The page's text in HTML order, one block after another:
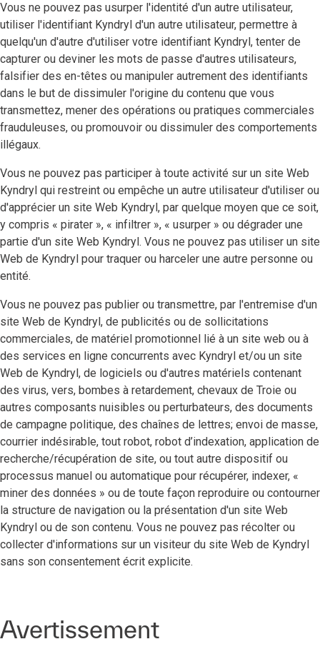
Vous ne pouvez pas usurper l'identité d'un autre utilisateur,
utiliser l'identifiant Kyndryl d'un autre utilisateur, permettre à
quelqu'un d'autre d'utiliser votre identifiant Kyndryl, tenter de
capturer ou deviner les mots de passe d'autres utilisateurs,
falsifier des en-têtes ou manipuler autrement des identifiants
dans le but de dissimuler l'origine du contenu que vous
transmettez, mener des opérations ou pratiques commerciales
frauduleuses, ou promouvoir ou dissimuler des comportements
illégaux.
Vous ne pouvez pas participer à toute activité sur un site Web
Kyndryl qui restreint ou empêche un autre utilisateur d'utiliser ou
d'apprécier un site Web Kyndryl, par quelque moyen que ce soit,
y compris « pirater », « infiltrer », « usurper » ou dégrader une
partie d'un site Web Kyndryl. Vous ne pouvez pas utiliser un site
Web de Kyndryl pour traquer ou harceler une autre personne ou
entité.
Vous ne pouvez pas publier ou transmettre, par l'entremise d'un
site Web de Kyndryl, de publicités ou de sollicitations
commerciales, de matériel promotionnel lié à un site web ou à
des services en ligne concurrents avec Kyndryl et/ou un site
Web de Kyndryl, de logiciels ou d'autres matériels contenant
des virus, vers, bombes à retardement, chevaux de Troie ou
autres composants nuisibles ou perturbateurs, des documents
de campagne politique, des chaînes de lettres; envoi de masse,
courrier indésirable, tout robot, robot d’indexation, application de
recherche/récupération de site, ou tout autre dispositif ou
processus manuel ou automatique pour récupérer, indexer, «
miner des données » ou de toute façon reproduire ou contourner
la structure de navigation ou la présentation d'un site Web
Kyndryl ou de son contenu. Vous ne pouvez pas récolter ou
collecter d'informations sur un visiteur du site Web de Kyndryl
sans son consentement écrit explicite.
Avertissement